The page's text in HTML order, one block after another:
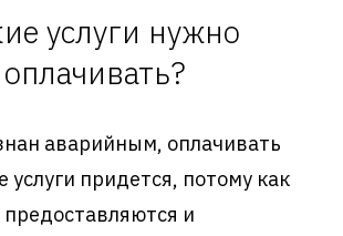
услуги нужно
оплачивать?
аварийным, оплачивать
придется, потому как
и